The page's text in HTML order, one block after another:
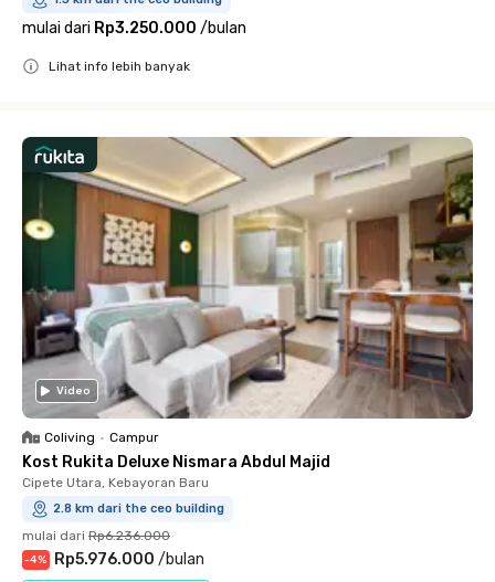
mulai dari Rp3.250.000 /bulan
Lihat info lebih banyak
Video
Coliving • Campur
Kost Rukita Deluxe Nismara Abdul Majid
Cipete Utara, Kebayoran Baru
2.8 km dari the ceo building
mulai dari Rp6.236.000
-4% Rp5.976.000 /bulan